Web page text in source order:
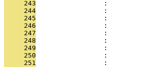
     243
:
     244
:
     245
:
     246
:
     247
:
     248
:
     249
:
     250
:
     251
: